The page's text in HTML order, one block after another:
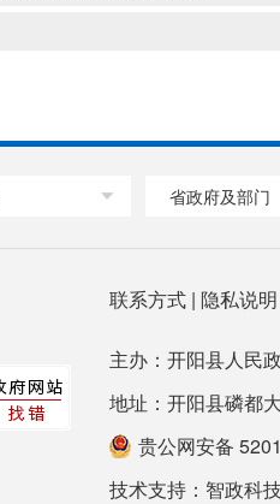
省政府及部门
联系方式| 隐私说
主办：开阳县人民
地址：开阳县磷都
贵公网安备
技术支持： 智政科